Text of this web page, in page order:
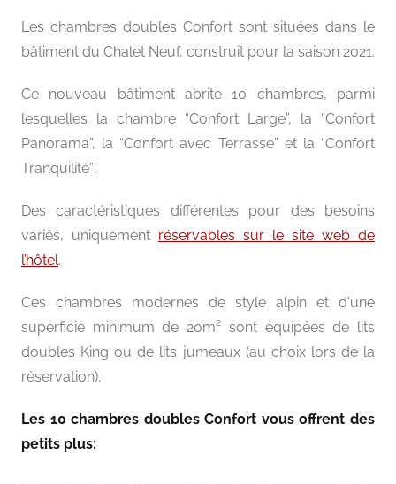
Les chambres doubles Confort sont situées dans le
bâtiment du Chalet Neuf, construit pour la saison 2021.
Ce nouveau bâtiment abrite 10 chambres, parmi
lesquelles la chambre “Confort Large”, la “Confort
Panorama”, la “Confort avec Terrasse” et la “Confort
Tranquilité”;
Des caractéristiques différentes pour des besoins
variés, uniquement réservables sur le site web de
l’hôtel.
Ces chambres modernes de style alpin et d'une
superficie minimum de 20m² sont équipées de lits
doubles King ou de lits jumeaux (au choix lors de la
réservation).
Les 10 chambres doubles Confort vous offrent des
petits plus: